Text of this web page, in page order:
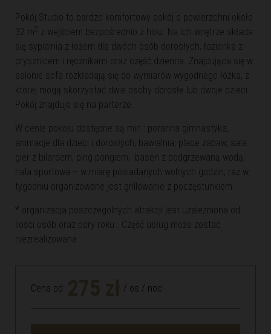
Pokój Studio to bardzo komfortowy pokój o powierzchni około
32 m2 z wejściem bezpośrednio z holu. Na ich wnętrze składa
się sypialnia z łożem dla dwóch osób dorosłych, łazienka z
prysznicem i ręcznikami oraz część dzienna. Znajdująca się w
salonie sofa rozkładają się do wymiarów wygodnego łóżka, z
której mogą skorzystać dwie osoby dorosłe lub dwoje dzieci.
Pokój znajduje się na parterze.
W cenie pokoju dostępne są min.: poranna gimnastyka,
animacje dla dzieci i dorosłych, bawialnia, place zabaw, sala
gier z bilardem, ping pongiem, basen z podgrzewaną wodą,
hala sportowa – w miarę posiadanych wolnych godzin, raz w
tygodniu organizowane jest grillowanie z poczęstunkiem.
* organizacja poszczególnych atrakcji jest uzależniona od
ilości osób oraz pory roku . Część usług może zostać
niezrealizowana .
Cena od: / os / noc